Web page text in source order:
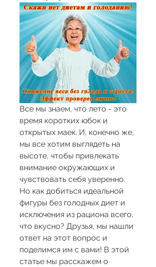
Все мы знаем, что лето - это
время коротких юбок и
открытых маек. И, конечно же,
мы все хотим выглядеть на
высоте, чтобы привлекать
внимание окружающих и
чувствовать себя уверенно.
Но как добиться идеальной
фигуры без голодных диет и
исключения из рациона всего,
что вкусно? Друзья, мы нашли
ответ на этот вопрос и
поделимся им с вами! В этой
статье мы расскажем о